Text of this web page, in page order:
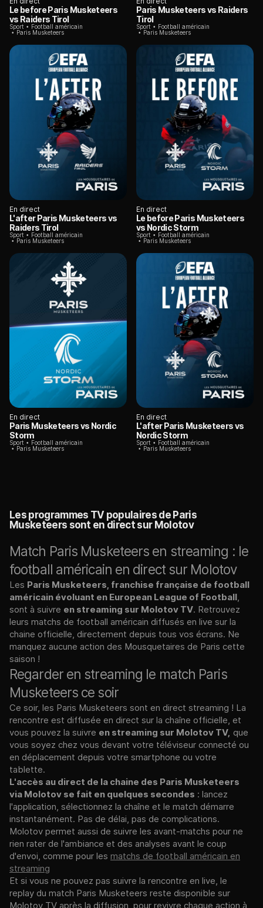
Le before Paris Musketeers
vs Raiders Tirol
Sport
Football américain
Paris Musketeers
Paris Musketeers vs Raiders
Tirol
Sport
Football américain
Paris Musketeers
En direct
L'after Paris Musketeers vs
Raiders Tirol
Sport
Football américain
Paris Musketeers
En direct
Le before Paris Musketeers
vs Nordic Storm
Sport
Football américain
Paris Musketeers
En direct
Paris Musketeers vs Nordic
Storm
Sport
Football américain
Paris Musketeers
En direct
L'after Paris Musketeers vs
Nordic Storm
Sport
Football américain
Paris Musketeers
Les programmes TV populaires de Paris
Musketeers sont en direct sur Molotov
Match Paris Musketeers en streaming : le
football américain en direct sur Molotov
Les Paris Musketeers, franchise française de football
américain évoluant en European League of Football,
sont à suivre en streaming sur Molotov TV. Retrouvez
leurs matchs de football américain diffusés en live sur la
chaine officielle, directement depuis tous vos écrans. Ne
manquez aucune action des Mousquetaires de Paris cette
saison !
Regarder en streaming le match Paris
Musketeers ce soir
Ce soir, les Paris Musketeers sont en direct streaming ! La
rencontre est diffusée en direct sur la chaîne officielle, et
vous pouvez la suivre en streaming sur Molotov TV, que
vous soyez chez vous devant votre téléviseur connecté ou
en déplacement depuis votre smartphone ou votre
tablette.
L'accès au direct de la chaine des Paris Musketeers
via Molotov se fait en quelques secondes : lancez
l'application, sélectionnez la chaîne et le match démarre
instantanément. Pas de délai, pas de complications.
Molotov permet aussi de suivre les avant-matchs pour ne
rien rater de l'ambiance et des analyses avant le coup
d'envoi, comme pour les matchs de football américain en
streaming
Et si vous ne pouvez pas suivre la rencontre en live, le
replay du match Paris Musketeers reste disponible sur
Molotov TV après la diffusion, pour revivre chaque action à